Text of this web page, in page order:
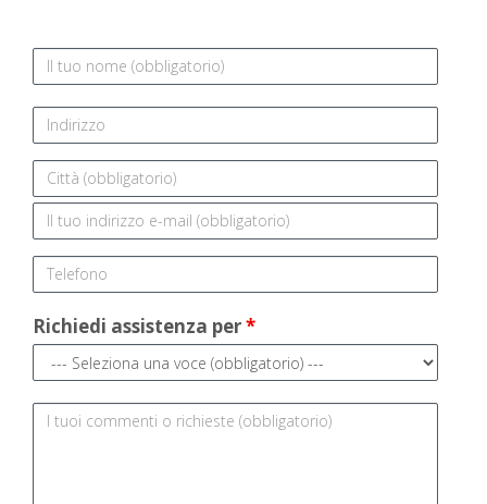
Nome
Indirizzo
Città
E-
mail
Telefono
Richiedi assistenza per*
Richiesta